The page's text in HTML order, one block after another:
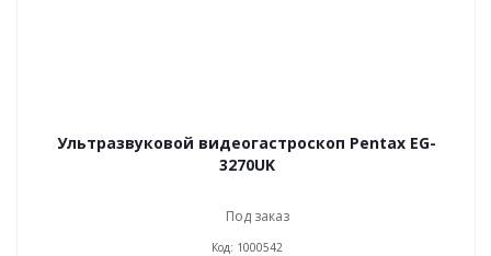
Ультразвуковой видеогастроскоп Pentax EG-
3270UK
Под заказ
Код: 1000542